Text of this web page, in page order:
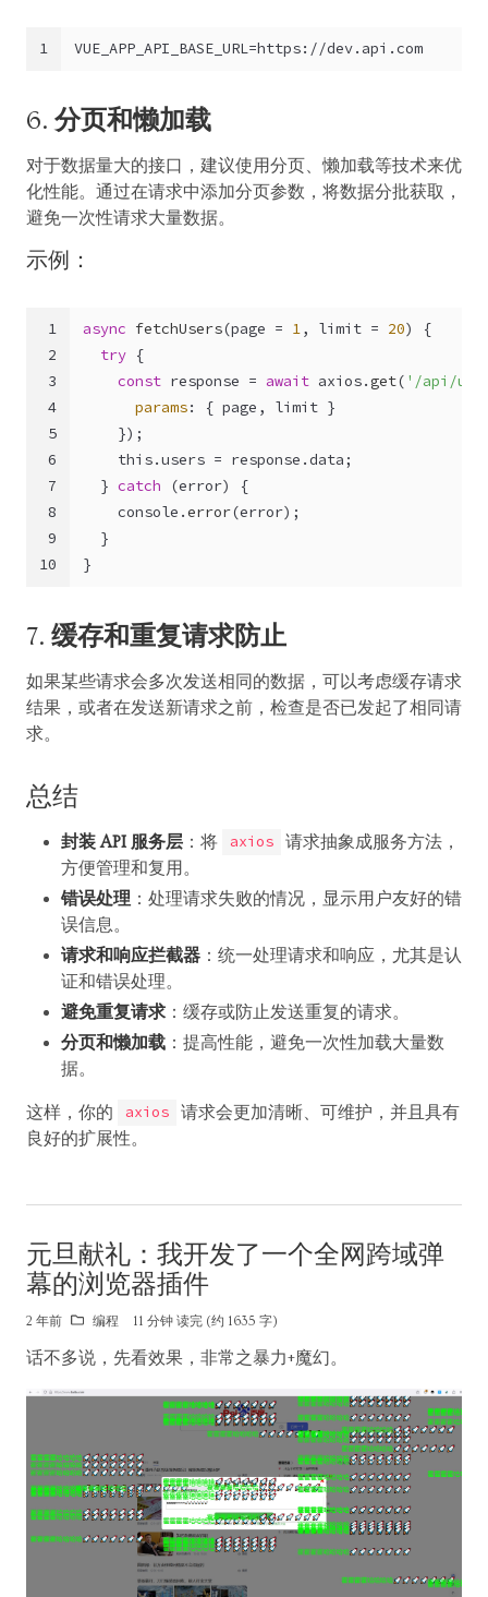
1 VUE_APP_API_BASE_URL=https://dev.api.com
6. 分页和懒加载
对于数据量大的接口，建议使用分页、懒加载等技术来优
化性能。通过在请求中添加分页参数，将数据分批获取，
避免一次性请求大量数据。
示例：
1
2
3
4
5
6
7
8
9
10
async fetchUsers(page = 1, limit = 20) {
try {
const response = await axios.get( '/api/
params: { page, limit }
    });
this.users = response.data;
  }
catch (error) {
console .error(error);
  }
}
7. 缓存和重复请求防止
如果某些请求会多次发送相同的数据，可以考虑缓存请求
结果，或者在发送新请求之前，检查是否已发起了相同请
求。
总结
封装 API 服务层 ：将 axios
请求抽象成服务方法，
方便管理和复用。
错误处理 ：处理请求失败的情况，显示用户友好的错
误信息。
请求和响应拦截器 ：统一处理请求和响应，尤其是认
证和错误处理。
避免重复请求 ：缓存或防止发送重复的请求。
分页和懒加载 ：提高性能，避免一次性加载大量数
据。
这样，你的 axios
请求会更加清晰、可维护，并且具有
良好的扩展性。
元旦献礼：我开发了一个全网跨域弹
幕的浏览器插件
2 年前 编程 11 分钟 读完 (约 1635 字)
话不多说，先看效果，非常之暴力+魔幻。